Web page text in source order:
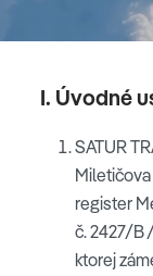
I. Úvodné
SATUR
Miletičova
register
č. 2427/B
ktorej